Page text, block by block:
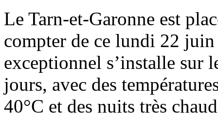
Le Tarn-et-Garonne est
compter de ce lundi 22
exceptionnel s’installe sur
jours, avec des
40°C et des nuits très